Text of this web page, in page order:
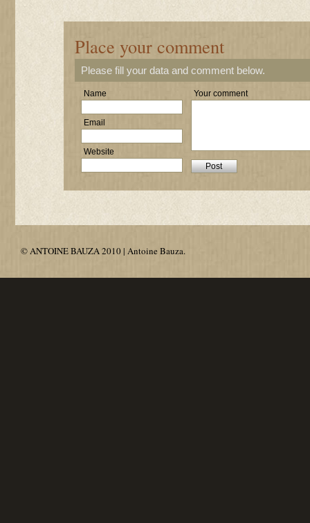
Place your comment
Please fill your data and comment below.
Name
Email
Website
Your comment
© ANTOINE BAUZA 2010 | Antoine Bauza.